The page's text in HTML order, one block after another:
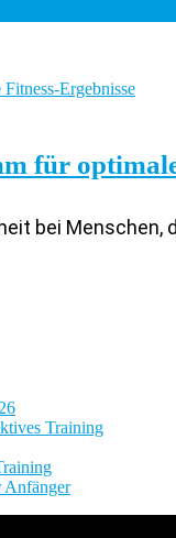
für
bei
Training
Anfänger